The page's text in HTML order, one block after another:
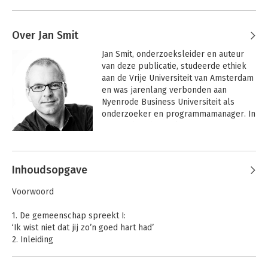
Over Jan Smit
Jan Smit, onderzoeksleider en auteur
van deze publicatie, studeerde ethiek
aan de Vrije Universiteit van Amsterdam
en was jarenlang verbonden aan
Nyenrode Business Universiteit als
onderzoeker en programmamanager. In
organisatieadviesbureau waarmee hij
Andere boeken door Jan Smit
Inhoudsopgave
Voorwoord
1. De gemeenschap spreekt I:
‘Ik wist niet dat jij zo’n goed hart had’
2. Inleiding